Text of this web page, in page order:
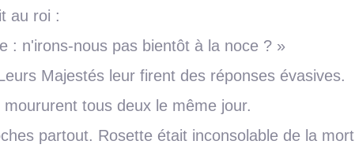
au roi :
n'irons-nous pas bientôt à la noce ? »
Majestés leur firent des réponses évasives.
tous deux le même jour.
partout. Rosette était inconsolable de la mort